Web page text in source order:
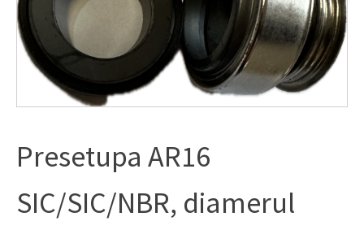
Presetupa AR16
SIC/SIC/NBR, diamerul